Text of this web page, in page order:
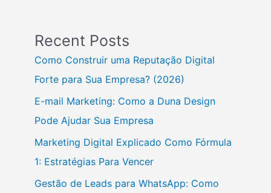
Recent Posts
Como Construir uma Reputação Digital
Forte para Sua Empresa? (2026)
E-mail Marketing: Como a Duna Design
Pode Ajudar Sua Empresa
Marketing Digital Explicado Como Fórmula
1: Estratégias Para Vencer
Gestão de Leads para WhatsApp: Como